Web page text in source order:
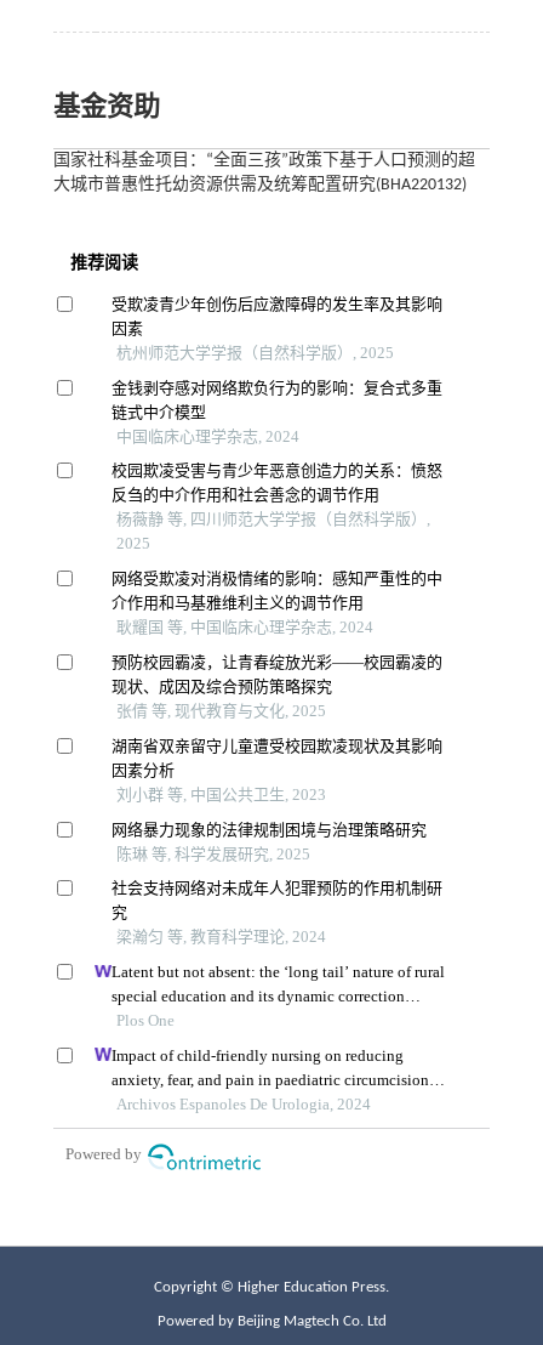
基金资助
国家社科基金项目：“全面三孩”政策下基于人口预测的超
大城市普惠性托幼资源供需及统筹配置研究(BHA220132)
Copyright © Higher Education Press.
Powered by Beijing Magtech Co. Ltd